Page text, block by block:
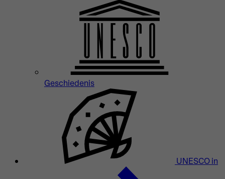
Geschiedenis
UNESCO in